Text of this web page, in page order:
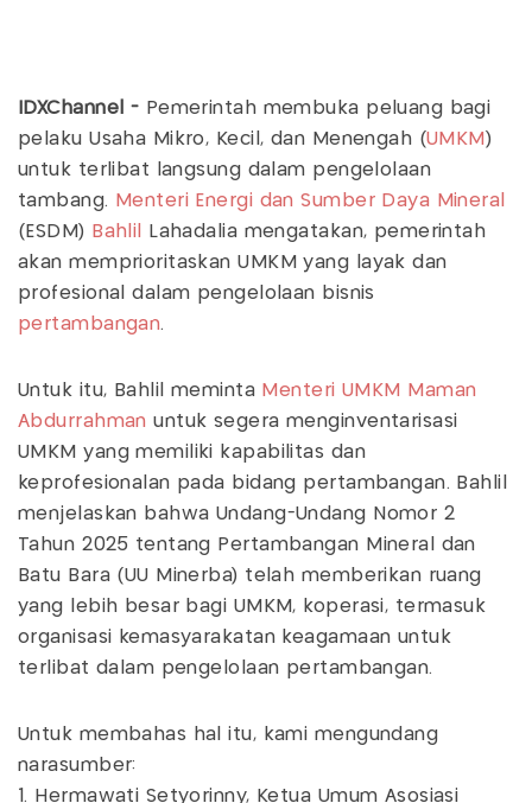
IDXChannel - Pemerintah membuka peluang bagi
pelaku Usaha Mikro, Kecil, dan Menengah (UMKM )
untuk terlibat langsung dalam pengelolaan
tambang.
Menteri Energi dan Sumber Daya Mineral
(ESDM) Bahlil
Lahadalia mengatakan, pemerintah
akan memprioritaskan UMKM yang layak dan
profesional dalam pengelolaan bisnis
pertambangan.
Untuk itu, Bahlil meminta Menteri UMKM
Maman
Abdurrahman untuk segera menginventarisasi
UMKM yang memiliki kapabilitas dan
keprofesionalan pada bidang pertambangan. Bahlil
menjelaskan bahwa Undang-Undang Nomor 2
Tahun 2025 tentang Pertambangan Mineral dan
Batu Bara (UU Minerba) telah memberikan ruang
yang lebih besar bagi UMKM, koperasi, termasuk
organisasi kemasyarakatan keagamaan untuk
terlibat dalam pengelolaan pertambangan.
Untuk membahas hal itu, kami mengundang
narasumber:
1. Hermawati Setyorinny, Ketua Umum Asosiasi